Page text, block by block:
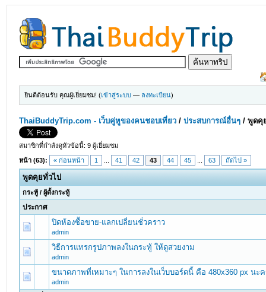
ยินดีต้อนรับ คุณผู้เยี่ยมชม! (เข้าสู่ระบบ — ลงทะเบียน)
ThaiBuddyTrip.com - เว็บคู่หูของคนชอบเที่ยว /ประสบการณ์อื่นๆ /พูดคุ
สมาชิกที่กำลังดูหัวข้อนี้: 9 ผู้เยี่ยมชม
หน้า (63): « ก่อนหน้า 1 41 42 43 44 45 63 ถัดไป »
พูดคุยทั่วไป
กระทู้ /ผู้ตั้งกระทู้
ประกาศ
ปิดห้องซื้อขาย-แลกเปลี่ยนชั่วคราว
admin
วิธีการแทรกรูปภาพลงในกระทู้ ให้ดูสวยงาม
admin
ขนาดภาพที่เหมาะๆ ในการลงในเว็บบอร์ดนี้ คือ 480x360 px นะ
admin